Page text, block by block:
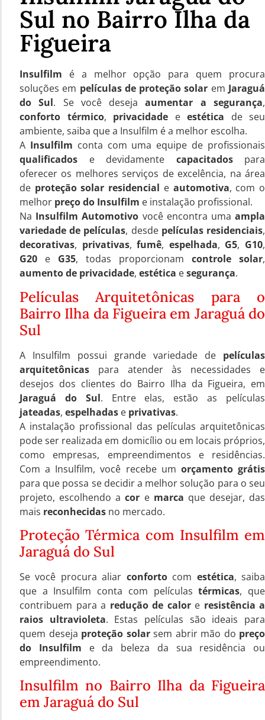
Sul no Bairro Ilha da
Figueira
Insulfilm é a melhor opção para quem procura
soluções em películas de proteção solar em Jaraguá
do Sul. Se você desejaaumentar a segurança,
conforto térmico, privacidade e estética de seu
ambiente, saiba que a Insulfilm é a melhor escolha.
A Insulfilm conta com uma equipe de profissionais
qualificados e devidamente capacitadospara
oferecer os melhores serviços de excelência, na área
de proteção solar residencial e automotiva, com o
melhor preço do Insulfilm e instalação profissional.
Na Insulfilm Automotivo você encontra umaampla
variedade de películas, desde películas residenciais,
decorativas, privativas,fumê, espelhada, G5, G10,
G20 e G35, todas proporcionam controle solar,
aumento de privacidade, estética esegurança.
Películas Arquitetônicas para o
Bairro Ilha da Figueira em Jaraguá do
Sul
A Insulfilm possui grande variedade de películas
arquitetônicas para atender às necessidades e
desejos dos clientes do Bairro Ilha da Figueira, em
Jaraguá do Sul. Entre elas, estão as películas
jateadas, espelhadas e privativas.
A instalação profissional das películas arquitetônicas
pode ser realizada em domicílio ou em locais próprios,
como empresas, empreendimentos e residências.
Com a Insulfilm, você recebe um orçamento grátis
para que possa se decidir a melhor solução para o seu
projeto, escolhendo acor e marca que desejar, das
mais reconhecidas no mercado.
Proteção Térmica com Insulfilm em
Jaraguá do Sul
Se você procura aliar confortocom estética, saiba
que a Insulfilm conta com películastérmicas, que
contribuem para a redução de calore resistência a
raios ultravioleta. Estas películas são ideais para
quem deseja proteção solarsem abrir mão do preço
do Insulfilm e da beleza da sua residência ou
empreendimento.
Insulfilm no Bairro Ilha da Figueira
em Jaraguá do Sul